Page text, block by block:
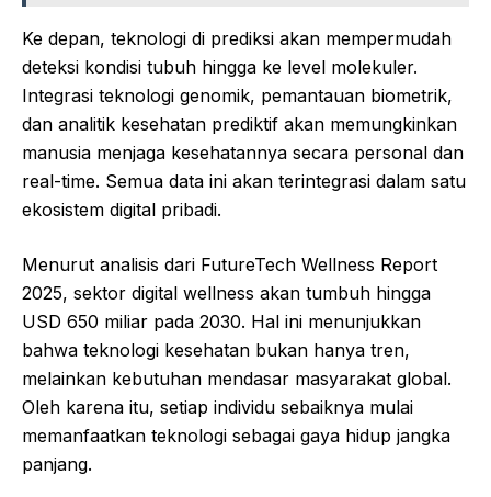
Ke depan, teknologi di prediksi akan mempermudah
deteksi kondisi tubuh hingga ke level molekuler.
Integrasi teknologi genomik, pemantauan biometrik,
dan analitik kesehatan prediktif akan memungkinkan
manusia menjaga kesehatannya secara personal dan
real-time. Semua data ini akan terintegrasi dalam satu
ekosistem digital pribadi.
Menurut analisis dari FutureTech Wellness Report
2025, sektor digital wellness akan tumbuh hingga
USD 650 miliar pada 2030. Hal ini menunjukkan
bahwa teknologi kesehatan bukan hanya tren,
melainkan kebutuhan mendasar masyarakat global.
Oleh karena itu, setiap individu sebaiknya mulai
memanfaatkan teknologi sebagai gaya hidup jangka
panjang.